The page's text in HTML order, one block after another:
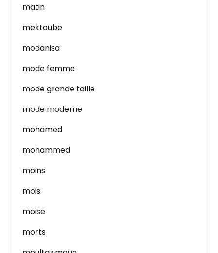
matin
mektoube
modanisa
mode femme
mode grande taille
mode moderne
mohamed
mohammed
moins
mois
moise
morts